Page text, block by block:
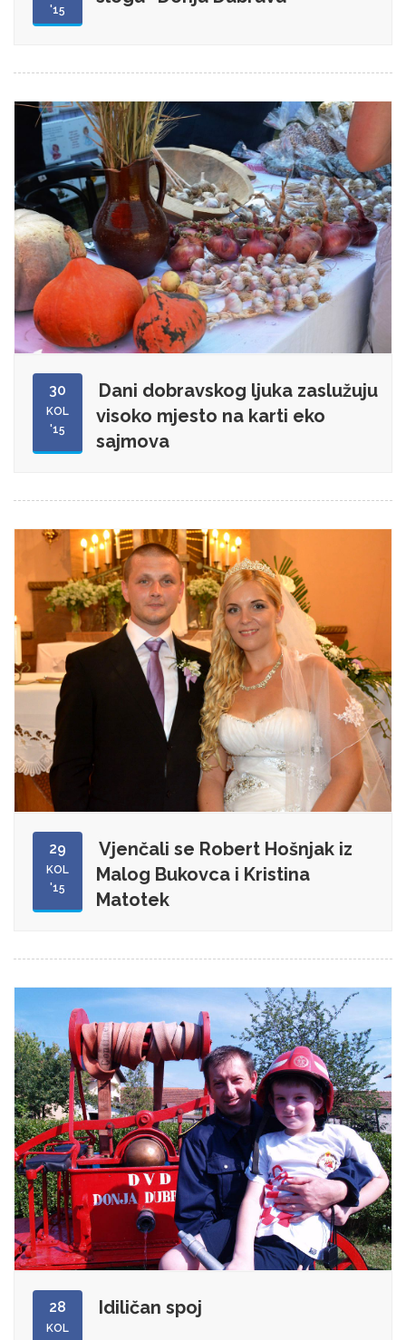
'15
30
KOL
'15
Dani dobravskog ljuka zaslužuju
visoko mjesto na karti eko
sajmova
29
KOL
'15
Vjenčali se Robert Hošnjak iz
Malog Bukovca i Kristina
Matotek
28
KOL
Idiličan spoj